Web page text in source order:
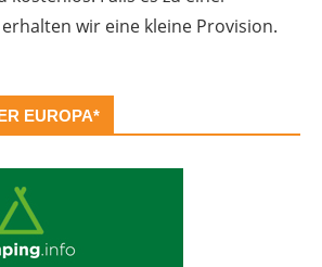
wir eine kleine Provision.
EUROPA*